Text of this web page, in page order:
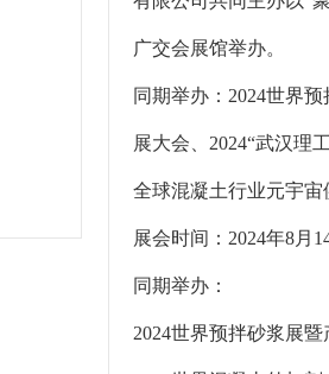
广交会展馆举办。
同期举办：2024世界
展大会、2024“武汉理
全球混凝土行业元宇宙
展会时间：2024年8月
同期举办：
2024世界预拌砂浆展